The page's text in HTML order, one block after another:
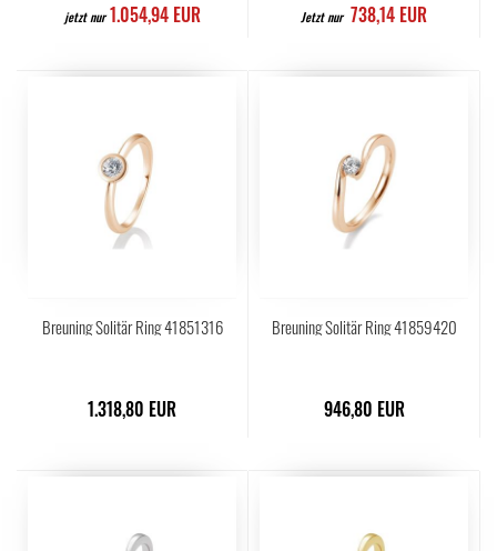
jetzt nur 1.054,94 EUR Jetzt nur 738,14 EUR
Breuning Solitär Ring 41851316
1.318,80 EUR
Breuning Solitär Ring 41859420
946,80 EUR